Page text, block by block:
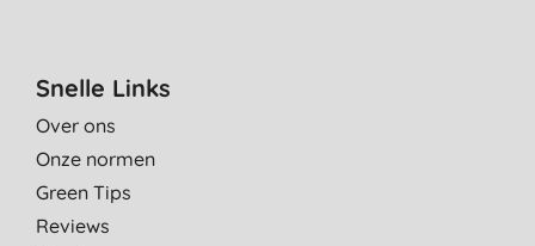
Snelle Links
Over ons
Onze normen
Green Tips
Reviews